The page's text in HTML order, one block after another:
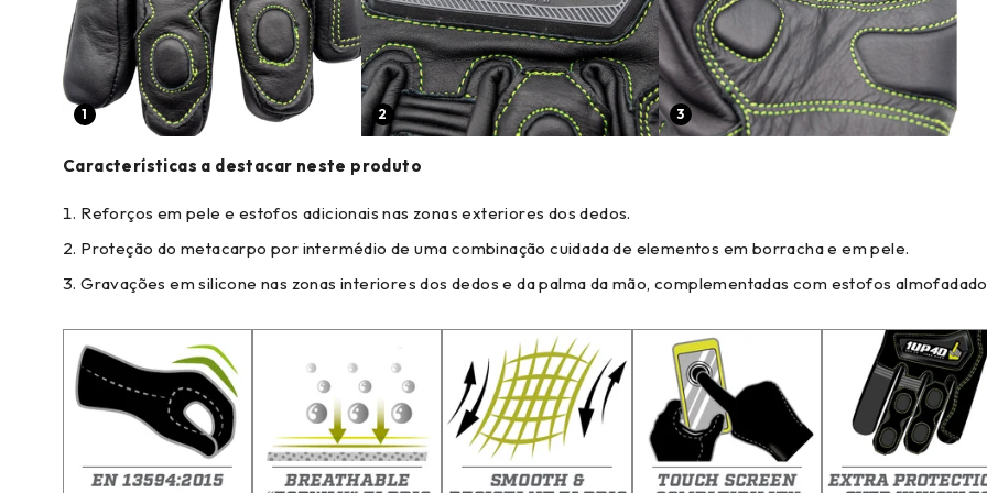
1 2 3
Características a destacar neste produto
Reforços em pele e estofos adicionais nas zonas exteriores dos dedos.
Proteção do metacarpo por intermédio de uma combinação cuidada de elementos em borracha e em pele.
Gravações em silicone nas zonas interiores dos dedos e da palma da mão, complementadas com estofos